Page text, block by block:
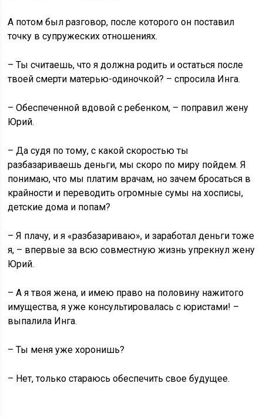
А потом был разговор, после которого он поставил
точку в супружеских отношениях.
– Ты считаешь, что я должна родить и остаться после
твоей смерти матерью-одиночкой? – спросила Инга.
– Обеспеченной вдовой с ребенком, – поправил жену
Юрий.
– Да судя по тому, с какой скоростью ты
разбазариваешь деньги, мы скоро по миру пойдем. Я
понимаю, что мы платим врачам, но зачем бросаться в
крайности и переводить огромные сумы на хосписы,
детские дома и попам?
– Я плачу, и я «разбазариваю», и заработал деньги тоже
я, – впервые за всю совместную жизнь упрекнул жену
Юрий.
– А я твоя жена, и имею право на половину нажитого
имущества, я уже консультировалась с юристами! –
выпалила Инга.
– Ты меня уже хоронишь?
– Нет, только стараюсь обеспечить свое будущее.